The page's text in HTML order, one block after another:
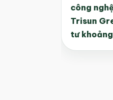
công
Trisun
tư